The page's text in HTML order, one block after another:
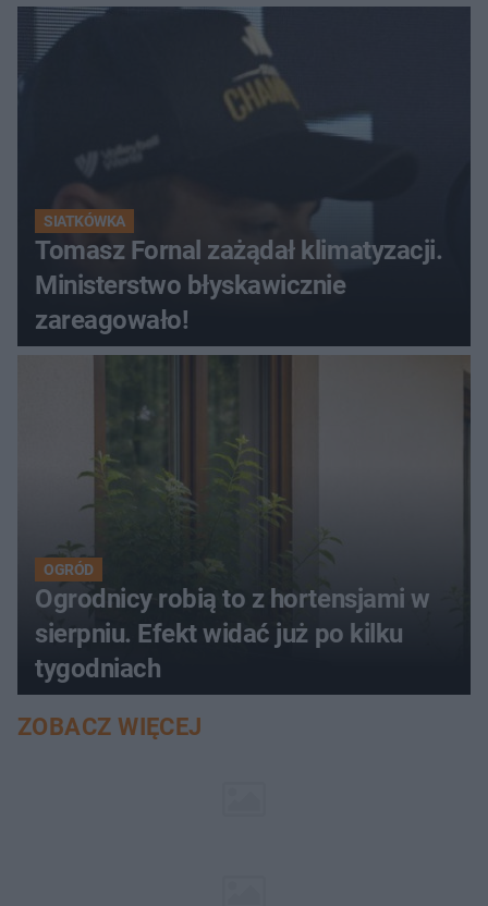
SIATKÓWKA
Tomasz Fornal zażądał klimatyzacji.
Ministerstwo błyskawicznie
zareagowało!
OGRÓD
Ogrodnicy robią to z hortensjami w
sierpniu. Efekt widać już po kilku
tygodniach
ZOBACZ WIĘCEJ